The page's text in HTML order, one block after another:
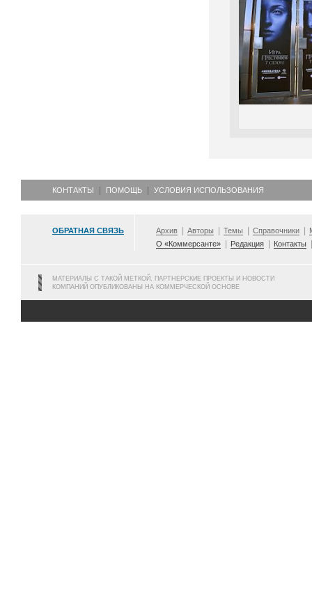
КОНТАКТЫ ПОМОЩЬ УСЛОВИЯ ИСПОЛЬЗОВАНИЯ
ОБРАТНАЯ СВЯЗЬ Архив Авторы Темы Справочники
О «Коммерсанте»
Редакция Контакты
МАТЕРИАЛЫ С ТАКОЙ МЕТКОЙ, ПАРТНЕРСКИЕ ПРОЕКТЫ И НОВОСТИ
КОМПАНИЙ ОПУБЛИКОВАНЫ НА КОММЕРЧЕСКОЙ ОСНОВЕ